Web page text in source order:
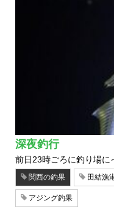
深夜釣行
前日23時ごろに釣り場に
関西の釣果 田結漁
アジング釣果